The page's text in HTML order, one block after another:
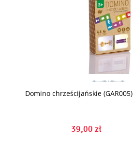
Domino chrześcijańskie (GAR005)
39,00 zł